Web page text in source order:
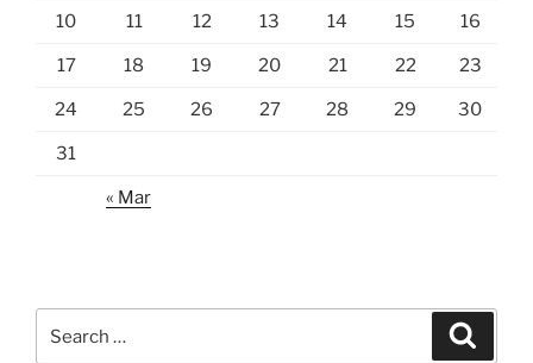
10 11 12 13 14 15 16
17 18 19 20 21 22 23
24 25 26 27 28 29 30
31
« Mar
for: